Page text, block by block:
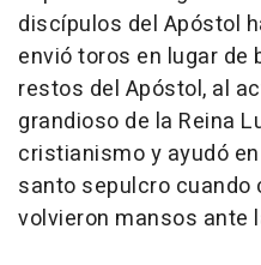
discípulos del Apóstol
envió toros en lugar de
restos del Apóstol, al
grandioso de la Reina
cristianismo y ayudó
santo sepulcro
volvieron mansos ante